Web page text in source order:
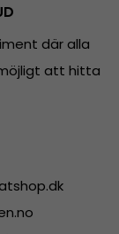
där alla
att hitta